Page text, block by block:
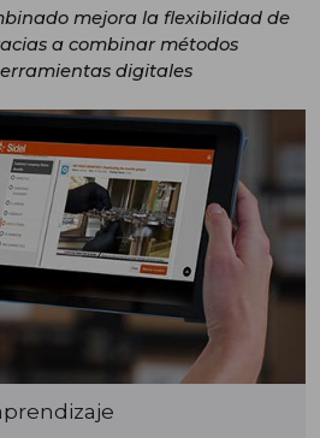
mejora la flexibilidad de
a combinar métodos
digitales